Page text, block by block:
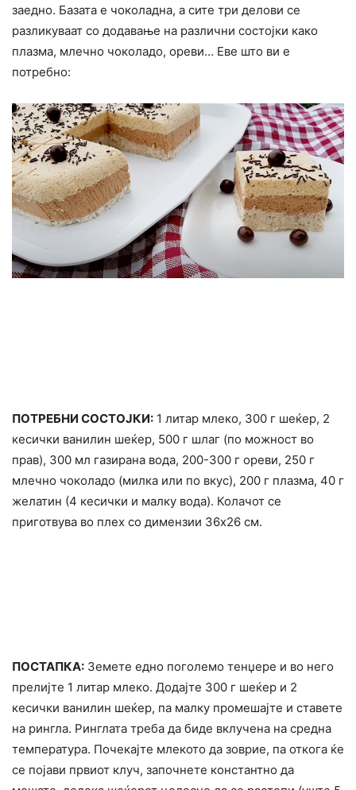
заедно. Базата е чоколадна, а сите три делови се
разликуваат со додавање на различни состојки како
плазма, млечно чоколадо, ореви… Еве што ви е
потребно:
ПОТРЕБНИ СОСТОЈКИ: 1 литар млеко, 300 г шеќер, 2
кесички ванилин шеќер, 500 г шлаг (по можност во
прав), 300 мл газирана вода, 200-300 г ореви, 250 г
млечно чоколадо (милка или по вкус), 200 г плазма, 40 г
желатин (4 кесички и малку вода). Колачот се
приготвува во плех со димензии 36х26 см.
ПОСТАПКА: Земете едно поголемо тенџере и во него
прелијте 1 литар млеко. Додајте 300 г шеќер и 2
кесички ванилин шеќер, па малку промешајте и ставете
на рингла. Ринглата треба да биде вклучена на средна
температура. Почекајте млекото да зоврие, па откога ќе
се појави првиот клуч, започнете константно да